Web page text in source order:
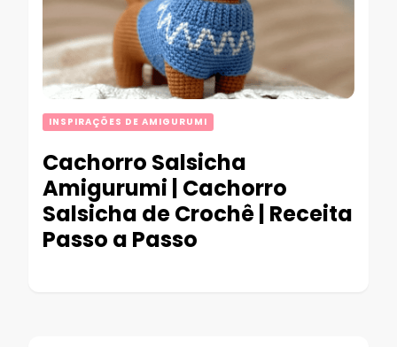
INSPIRAÇÕES DE AMIGURUMI
Cachorro Salsicha
Amigurumi | Cachorro
Salsicha de Crochê | Receita
Passo a Passo